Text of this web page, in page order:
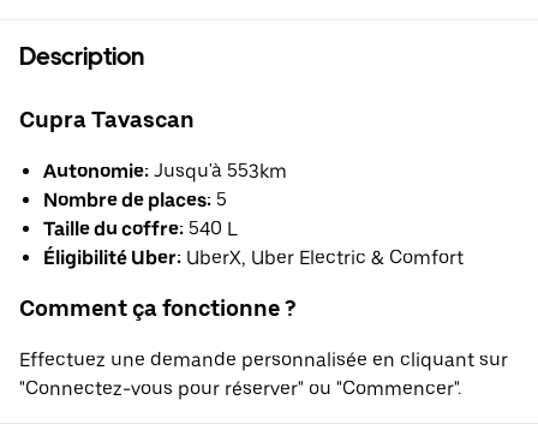
Description
Cupra Tavascan
Autonomie: Jusqu'à 553km
Nombre de places: 5
Taille du coffre: 540 L
Éligibilité Uber: UberX, Uber Electric & Comfort
Comment ça fonctionne ?
Effectuez une demande personnalisée en cliquant sur
"Connectez-vous pour réserver" ou "Commencer".